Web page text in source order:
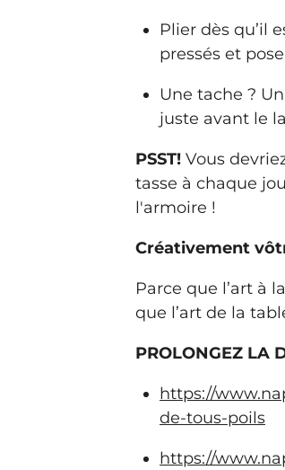
Plier dès qu’il
pressés et
Une tache ?
juste avant le
PSST! Vous
tasse à chaque
l'armoire !
Créativement
Parce que l’art à
que l’art de la
PROLONGEZ LA
https://
de-tous-poils
https://